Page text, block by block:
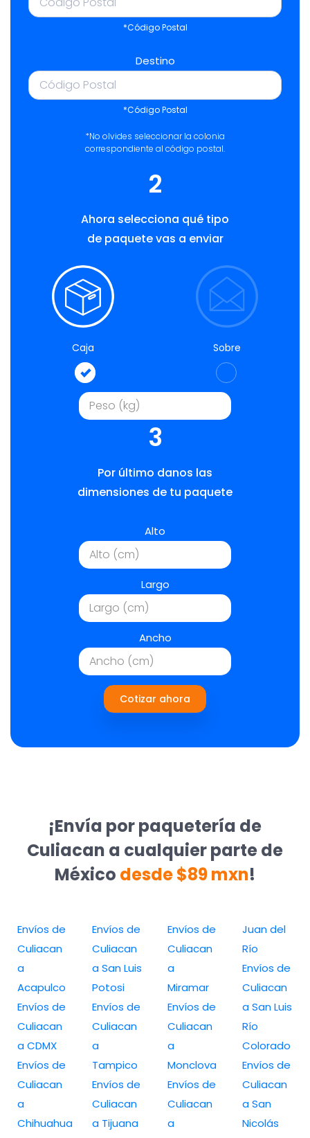
*Código Postal
Destino
*Código Postal
*No olvides seleccionar la colonia
correspondiente al código postal.
2
Ahora selecciona qué tipo
de paquete vas a enviar
Caja Sobre
3
Por último danos las
dimensiones de tu paquete
Alto
Largo
Ancho
Cotizar ahora
¡Envía por paquetería de
Culiacan a cualquier parte de
México desde $89 mxn!
Envíos de
Culiacan
a
Acapulco
Envíos de
Culiacan
a CDMX
Envíos de
Culiacan
a
Chihuahua
Envíos de
Culiacan
a San Luis
Potosi
Envíos de
Culiacan
a
Tampico
Envíos de
Culiacan
a Tijuana
Envíos de
Culiacan
a
Miramar
Envíos de
Culiacan
a
Monclova
Envíos de
Culiacan
a
Juan del
Río
Envíos de
Culiacan
a San Luis
Río
Colorado
Envíos de
Culiacan
a San
Nicolás